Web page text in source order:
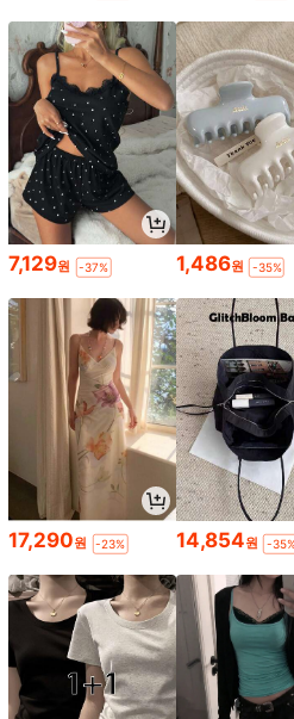
7,129원 -37% 1,486원 -35%
17,290원 -23% 14,854원 -